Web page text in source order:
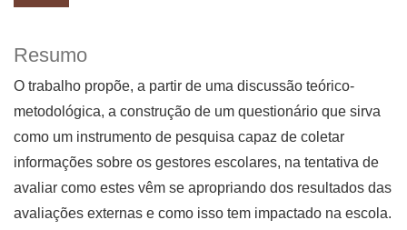
Resumo
O trabalho propõe, a partir de uma discussão teórico-
metodológica, a construção de um questionário que sirva
como um instrumento de pesquisa capaz de coletar
informações sobre os gestores escolares, na tentativa de
avaliar como estes vêm se apropriando dos resultados das
avaliações externas e como isso tem impactado na escola.